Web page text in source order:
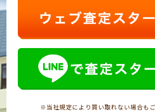
※当社規定により買い取れない場合も